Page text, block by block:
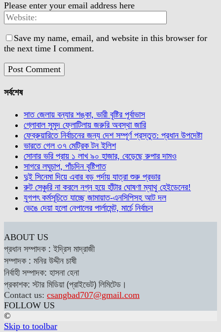
Please enter your email address here
Save my name, email, and website in this browser for
the next time I comment.
সর্বশেষ
সাত জেলায় বন্যার শঙ্কা, ভারী বৃষ্টির পূর্বাভাস
গ্লোবাল সুমুদ ফ্লোটিলায় জরুরি অবস্থা জারি
ফেব্রুয়ারিতে নির্বাচনের জন্য দেশ সম্পূর্ণ প্রস্তুত: প্রধান উপদেষ্টা
ভারতে গেল ৩৭ মেট্রিক টন ইলিশ
সোনার ভরি প্রায় ১ লাখ ৯০ হাজার, বেড়েছে রুপার দামও
সাগরে লঘুচাপ, পাঁচদিন বৃষ্টিপাত
দুই সিনেমা দিয়ে এবার বড় পর্দায় যাত্রা শুরু প্রভার
রুট সেঞ্চুরি না করলে নগ্ন হয়ে হাঁটার ঘোষণা ম্যাথু হেইডেনের!
যুগপৎ কর্মসূচিতে যাচ্ছে জামায়াত-এনসিপিসহ আট দল
ভেঙে দেয়া হলো নেপালের পার্লামেন্ট, মার্চে নির্বাচন
ABOUT US
প্রধান সম্পাদক : ইদ্রিস মাদ্রাজী
সম্পাদক : মনির উদ্দীন চাষী
নির্বাহী সম্পাদক: হাসনা হেনা
প্রকাশক: স্টার মিডিয়া (প্রাইভেট) লিমিটেড।
Contact us: csangbad707@gmail.com
FOLLOW US
©
Skip to toolbar